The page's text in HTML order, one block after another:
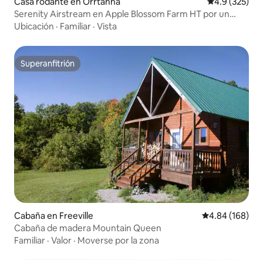
Serenity Airstream en Apple Blossom Farm HT por un
suplemento
Ubicación · Familiar · Vista
Superanfitrión
Superanfitrión
Cabaña en Freeville Calificación
4.84 (168)
Cabaña de madera Mountain Queen
Familiar · Valor · Moverse por la zona